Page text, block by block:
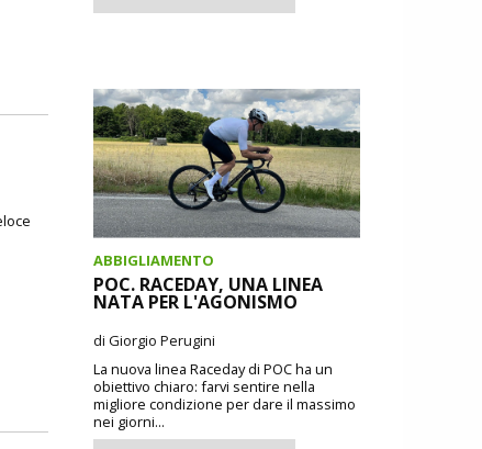
ABBIGLIAMENTO
POC. RACEDAY, UNA LINEA
NATA PER L'AGONISMO
di Giorgio Perugini
La nuova linea Raceday di POC ha un
obiettivo chiaro: farvi sentire nella
migliore condizione per dare il massimo
nei giorni...